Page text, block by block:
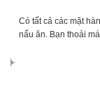
Có tất cả các mặt
nấu ăn. Bạn thoải